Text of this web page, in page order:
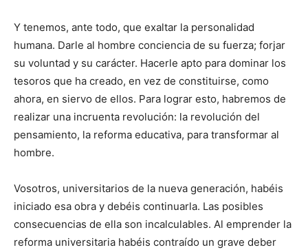
Y tenemos, ante todo, que exaltar la personalidad
humana. Darle al hombre conciencia de su fuerza; forjar
su voluntad y su carácter. Hacerle apto para dominar los
tesoros que ha creado, en vez de constituirse, como
ahora, en siervo de ellos. Para lograr esto, habremos de
realizar una incruenta revolución: la revolución del
pensamiento, la reforma educativa, para transformar al
hombre.
Vosotros, universitarios de la nueva generación, habéis
iniciado esa obra y debéis continuarla. Las posibles
consecuencias de ella son incalculables. Al emprender la
reforma universitaria habéis contraído un grave deber